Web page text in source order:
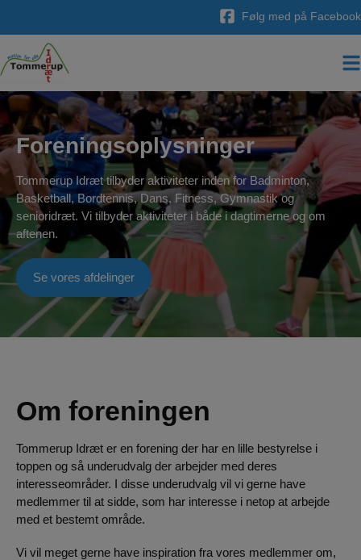
indholdet
Følg med på Facebook
Foreningsoplysninger
Tommerup Idræt tilbyder aktiviteter inden for Badminton,
Basketball, Bordtennis, Dans, Fitness, Gymnastik og
senioridræt. Vi tilbyder aktiviteter i både i dagtimerne og om
aftenen.
Se vores afdelinger
Om foreningen
Tommerup Idræt er en forening der har en lille bestyrelse i
toppen og så underudvalg der arbejder med deres
interesseområder. I disse underudvalg vil vi gerne have
medlemmer til at sidde, som har interesse i netop at arbejde
med et bestemt område.
Vi vil meget gerne have inspiration fra vores medlemmer om,